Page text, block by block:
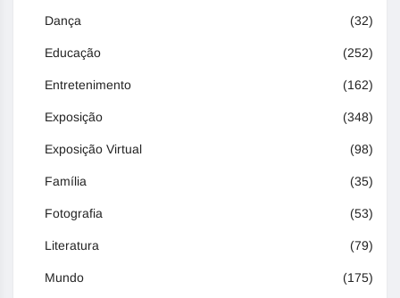
Dança (32)
Educação (252)
Entretenimento (162)
Exposição (348)
Exposição Virtual (98)
Família (35)
Fotografia (53)
Literatura (79)
Mundo (175)